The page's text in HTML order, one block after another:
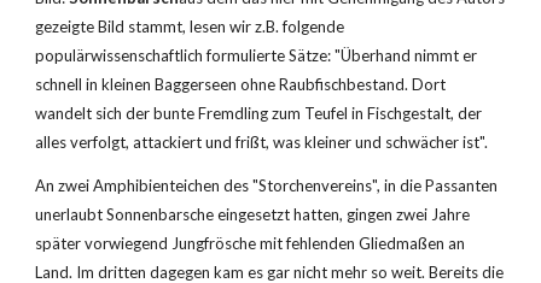
gezeigte Bild stammt, lesen wir z.B. folgende
populärwissenschaftlich formulierte Sätze: "Überhand nimmt er
schnell in kleinen Baggerseen ohne Raubfischbestand. Dort
wandelt sich der bunte Fremdling zum Teufel in Fischgestalt, der
alles verfolgt, attackiert und frißt, was kleiner und schwächer ist".
An zwei Amphibienteichen des "Storchenvereins", in die Passanten
unerlaubt Sonnenbarsche eingesetzt hatten, gingen zwei Jahre
später vorwiegend Jungfrösche mit fehlenden Gliedmaßen an
Land. Im dritten dagegen kam es gar nicht mehr so weit. Bereits die